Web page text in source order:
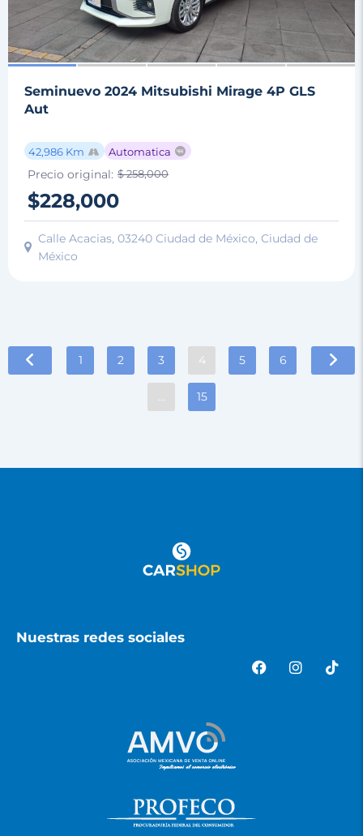
Seminuevo 2024 Mitsubishi Mirage 4P GLS
Aut
42,986 Km Automatica
Precio original: $ 258,000
$228,000
Calle Acacias, 03240 Ciudad de México, Ciudad de
México
1 2 3 4 5 6
… 15
Nuestras redes sociales